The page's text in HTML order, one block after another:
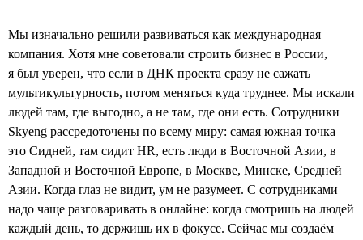
Мы изначально решили развиваться как международная
компания. Хотя мне советовали строить бизнес в России,
я был уверен, что если в ДНК проекта сразу не сажать
мультикультурность, потом меняться куда труднее. Мы искали
людей там, где выгодно, а не там, где они есть. Сотрудники
Skyeng рассредоточены по всему миру: самая южная точка —
это Сидней, там сидит HR, есть люди в Восточной Азии, в
Западной и Восточной Европе, в Москве, Минске, Средней
Азии. Когда глаз не видит, ум не разумеет. C сотрудниками
надо чаще разговаривать в онлайне: когда смотришь на людей
каждый день, то держишь их в фокусе. Сейчас мы создаём